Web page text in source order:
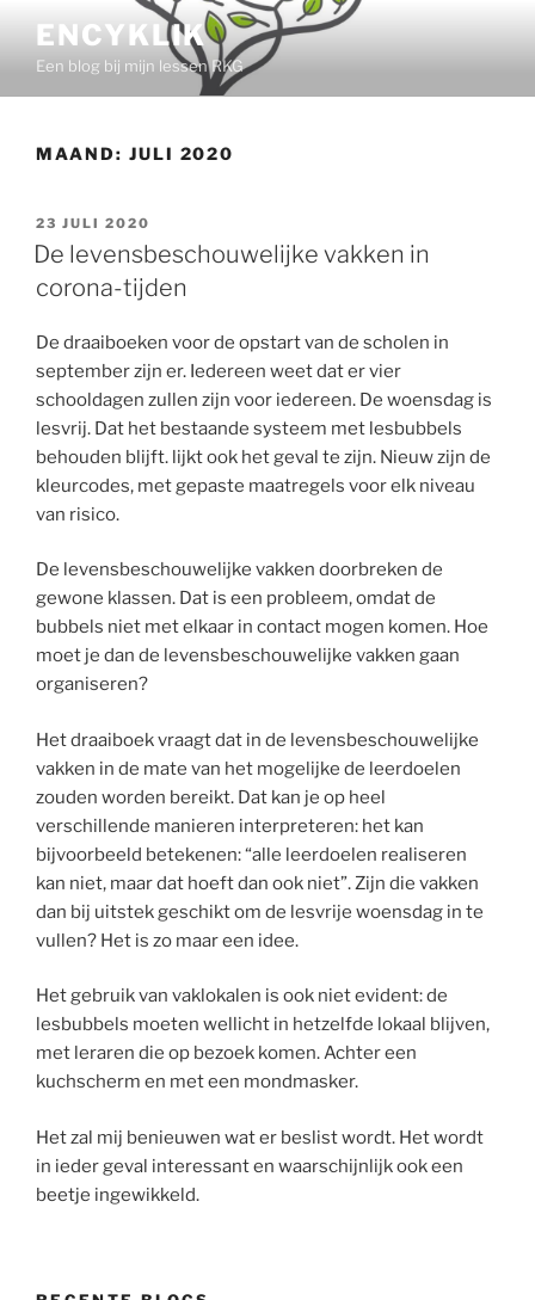
inhoud
ENCYKLIK
Een blog bij mijn lessen RKG
MAAND: JULI 2020
GEPLAATST
OP
23 JULI 2020
De levensbeschouwelijke vakken in
corona-tijden
De draaiboeken voor de opstart van de scholen in
september zijn er. Iedereen weet dat er vier
schooldagen zullen zijn voor iedereen. De woensdag is
lesvrij. Dat het bestaande systeem met lesbubbels
behouden blijft. lijkt ook het geval te zijn. Nieuw zijn de
kleurcodes, met gepaste maatregels voor elk niveau
van risico.
De levensbeschouwelijke vakken doorbreken de
gewone klassen. Dat is een probleem, omdat de
bubbels niet met elkaar in contact mogen komen. Hoe
moet je dan de levensbeschouwelijke vakken gaan
organiseren?
Het draaiboek vraagt dat in de levensbeschouwelijke
vakken in de mate van het mogelijke de leerdoelen
zouden worden bereikt. Dat kan je op heel
verschillende manieren interpreteren: het kan
bijvoorbeeld betekenen: “alle leerdoelen realiseren
kan niet, maar dat hoeft dan ook niet”. Zijn die vakken
dan bij uitstek geschikt om de lesvrije woensdag in te
vullen? Het is zo maar een idee.
Het gebruik van vaklokalen is ook niet evident: de
lesbubbels moeten wellicht in hetzelfde lokaal blijven,
met leraren die op bezoek komen. Achter een
kuchscherm en met een mondmasker.
Het zal mij benieuwen wat er beslist wordt. Het wordt
in ieder geval interessant en waarschijnlijk ook een
beetje ingewikkeld.